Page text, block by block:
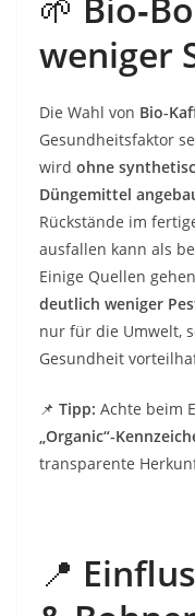
🌱
weniger
Die Wahl von
Gesundheitsfaktor
wird ohne
Düngemittel
Rückstände im
ausfallen kann als
Einige Quellen
deutlich weniger
nur für die Umwelt,
Gesundheit
📌 Tipp: Achte beim
transparente
📍